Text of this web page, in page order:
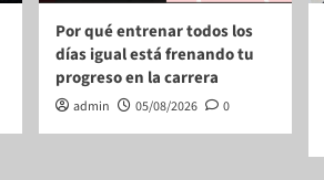
Por qué entrenar todos los
días igual está frenando tu
progreso en la carrera
admin 05/08/2026 0